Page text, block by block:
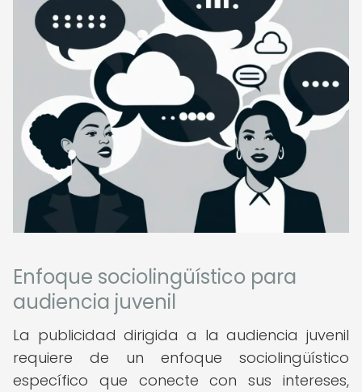
Enfoque sociolingüístico para
audiencia juvenil
La publicidad dirigida a la audiencia juvenil
requiere de un enfoque sociolingüístico
específico que conecte con sus intereses,